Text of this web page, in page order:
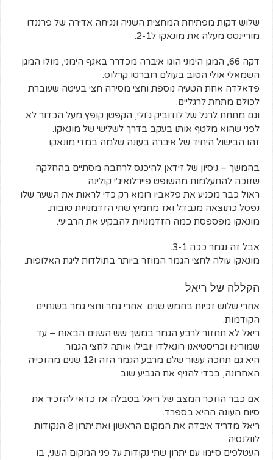
שלוש דקות מפתיחת המחצית השניה ונגיחה אדירה של פרננדו
מוריינטס מעלה את מונאקו ל2-1.
דקה 66, המגן הימני הוגו איברה מכדרר באגף הימני, מולו המגן
השמאלי אולי הטוב בעולם רוברטו קרלוס.
פדאלדה אחת הטעיה נוספת וחצי מסירה חצי בעיטה שעוברת
לכולם מתחת לרגליים.
וגם מתחת לרגל של לודוביק ג'ולי, הקפטן קופץ מעל הכדור לא
לפני שהוא מלטף אותו בעקב בדרך לשלישי של מונאקו.
זהו הבישול היחיד של איברה בעונה שלמה במדי מונאקו.
בהמשך – ניסיון של זידאן להיכנס לרחבה מסתיים בהחלקה
שזוכה להתעלמות מהשופט פיירלואיג'י קולינה.
ראול כבר מכניע את פלאביו רומא רק כדי לראות את השער שלו
נפסל כתוצאה מנבדל ואז מחמיץ שתי הזדמנויות טובות.
מונאקו מפספסת כמה הזדמנויות להבקיע את הרביעי.
אבל זה נגמר ככה 3-1.
מונאקו עולה לחצי הגמר המוזר ביותר בתולדות ליגת האלופות.
הקללה של ריאל
אחרי שלוש זכיות בחמש שנים. אחרי גמר וחצי גמר בשנתיים
הקודמות.
ריאל לא תחזור לרבע הגמר במשך שש השנים הבאות – עד
שמוריניו וכריסטיאנו רונאלדו יובילו אותה לחצי הגמר.
היא גם תחכה עשור שלם מרבע הגמר הזה ו12 שנים מהזכייה
האחרונה, בכדי להניף את הגביע שוב.
אם כבר הוזכר המצב של ריאל בטבלה אז כדאי להזכיר את
סיום העונה ההיא בספרד.
ריאל מדריד איבדה את המקום הראשון ואת יתרון 8 הנקודות
לוולנסיה.
העטלפים סיימו עם יתרון שתי נקודות על פני המקום השני, בו